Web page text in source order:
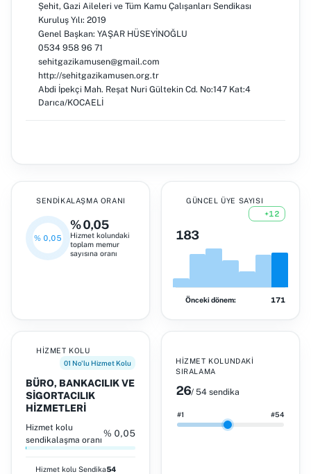
Şehit, Gazi Aileleri ve Tüm Kamu Çalışanları Sendikası
Kuruluş Yılı: 2019
Genel Başkan: YAŞAR HÜSEYİNOĞLU
0534 958 96 71
sehitgazikamusen@gmail.com
http://sehitgazikamusen.org.tr
Abdi İpekçi Mah. Reşat Nuri Gültekin Cd. No:147 Kat:4
Darıca/KOCAELİ
SENDIKALAŞMA ORANI
% 0,05
% 0,05
Hizmet kolundaki
toplam memur
sayısına oranı
GÜNCEL ÜYE SAYISI
+12
183
Önceki dönem: 171
HIZMET KOLU
01 No'lu Hizmet Kolu
BÜRO, BANKACILIK VE
SİGORTACILIK
HİZMETLERİ
Hizmet kolu
sendikalaşma oranı
% 0,05
Hizmet kolu Sendika54
HIZMET KOLUNDAKI
SIRALAMA
26/ 54 sendika
#1 #54